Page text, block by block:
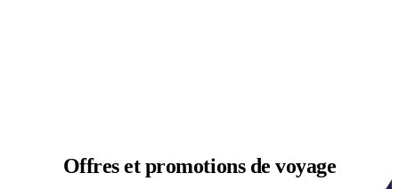
Offres etpromotions de voyage